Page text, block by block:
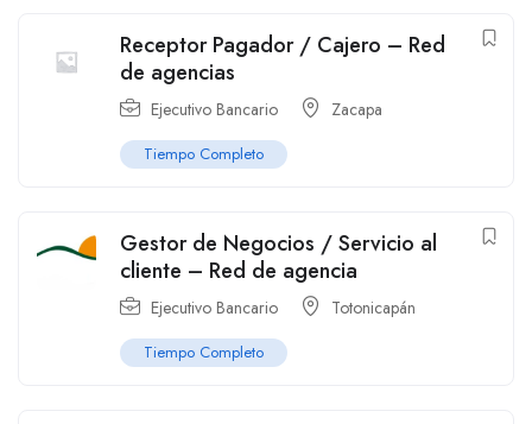
Receptor Pagador / Cajero – Red
de agencias
Ejecutivo Bancario Zacapa
Tiempo Completo
Gestor de Negocios / Servicio al
cliente – Red de agencia
Ejecutivo Bancario Totonicapán
Tiempo Completo